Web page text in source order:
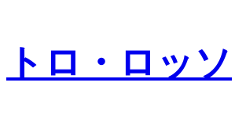
トロ・ロッソ